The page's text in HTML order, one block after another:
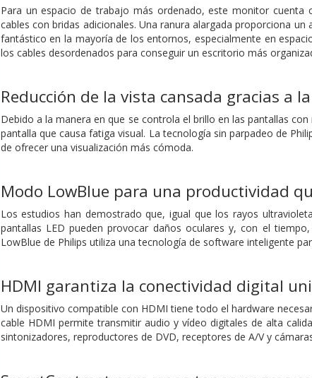
Para un espacio de trabajo más ordenado, este monitor
cables con bridas adicionales. Una ranura alargada proporciona
fantástico en la mayoría de los entornos, especialmente en
los cables desordenados para conseguir un escritorio más
Reducción de la vista cansada gracias a
Debido a la manera en que se controla el brillo en las pantallas
pantalla que causa fatiga visual. La tecnología sin parpadeo de
de ofrecer una visualización más cómoda.
Modo LowBlue para una productividad
Los estudios han demostrado que, igual que los rayos
pantallas LED pueden provocar daños oculares y, con el
LowBlue de Philips utiliza una tecnología de software inteligente
HDMI garantiza la conectividad digital
Un dispositivo compatible con HDMI tiene todo el hardware
cable HDMI permite transmitir audio y vídeo digitales de alta
sintonizadores, reproductores de DVD, receptores de A/V y